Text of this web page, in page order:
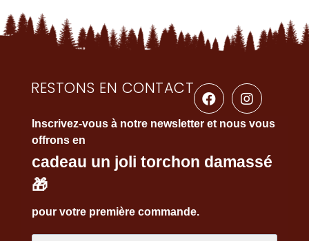
RESTONS EN CONTACT
Inscrivez-vous à notre newsletter et nous vous
offrons en
cadeau un joli torchon damassé
🎁
pour votre première commande.